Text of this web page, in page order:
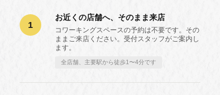
1
お近くの店舗へ、そのまま来店
コワーキングスペースの予約は不要です。その
ままご来店ください。受付スタッフがご案内し
ます。
全店舗、主要駅から徒歩1〜4分です